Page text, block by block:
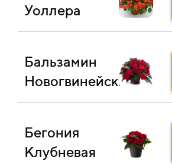
Уоллера
Бальзамин
Новогвинейский
Бегония
Клубневая